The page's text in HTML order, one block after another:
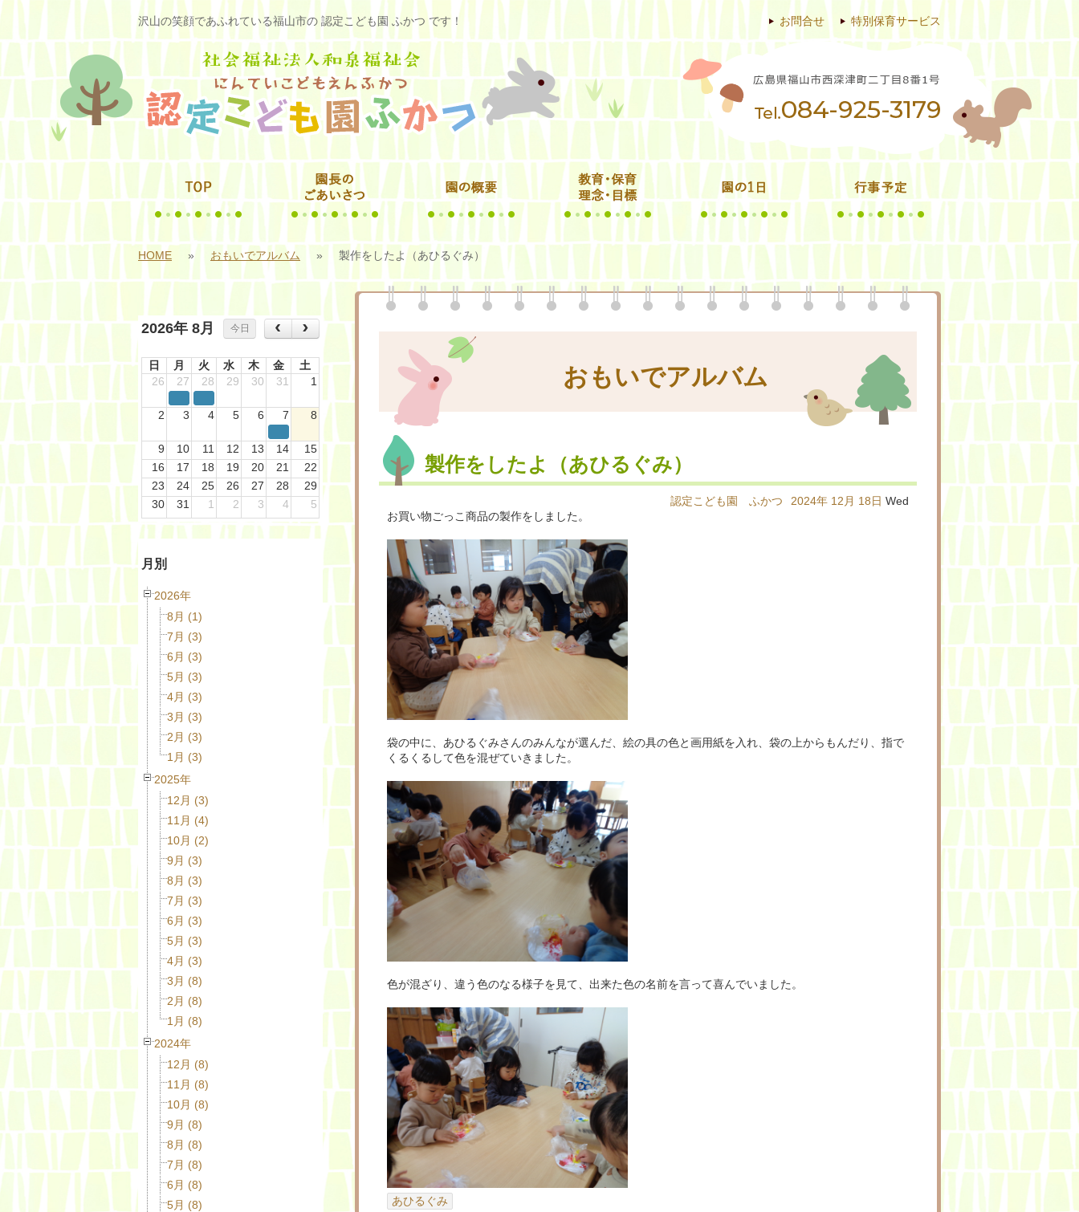
沢山の笑顔であふれている福山市の 認定こども園 ふかつ です！ 特別保育サービス
お問合せ
HOME » おもいでアルバム » 製作をしたよ（あひるぐみ）
2026年 8月 今日
日 月 火 水 木 金
土
26
27 28 29 30 31 1
2 3 4 5 6 7 8
9 10 11 12 13 14
15
16
17 18 19 20 21
22
23
24 25 26 27 28
29
30
31 1 2 3 4 5
月別
2026年
8月 (1)
7月 (3)
6月 (3)
5月 (3)
4月 (3)
3月 (3)
2月 (3)
1月 (3)
2025年
12月 (3)
11月 (4)
10月 (2)
9月 (3)
8月 (3)
7月 (3)
6月 (3)
5月 (3)
4月 (3)
3月 (8)
2月 (8)
1月 (8)
2024年
12月 (8)
11月 (8)
10月 (8)
9月 (8)
8月 (8)
7月 (8)
6月 (8)
5月 (8)
おもいでアルバム
製作をしたよ（あひるぐみ）
2024年 12月 18日 Wed
認定こども園 ふかつ
お買い物ごっこ商品の製作をしました。
袋の中に、あひるぐみさんのみんなが選んだ、絵の具の色と画用紙を入れ、袋の上からもんだり、指で
くるくるして色を混ぜていきました。
色が混ざり、違う色のなる様子を見て、出来た色の名前を言って喜んでいました。
あひるぐみ